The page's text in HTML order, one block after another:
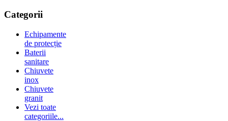
Categorii
Echipamente
de protecție
Baterii
sanitare
Chiuvete
inox
Chiuvete
granit
Vezi toate
categoriile...